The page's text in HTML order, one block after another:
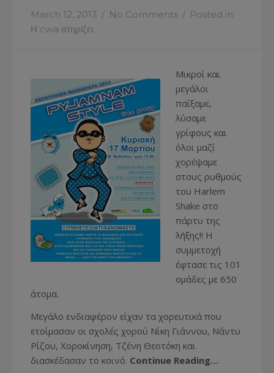
March 12, 2013 / No Comments / Posted in:
Η cwa στηρίζει…
Μικροί και
μεγάλοι
παίξαμε,
λύσαμε
γρίφους και
όλοι μαζί
χορέψαμε
στους ρυθμούς
του Harlem
Shake στο
πάρτυ της
λήξης!! Η
συμμετοχή
έφτασε τις 101
ομάδες με 650
άτομα.
Μεγάλο ενδιαφέρον είχαν τα χορευτικά που
ετοίμασαν οι σχολές χορού Νίκη Γιάννου, Νάντυ
Ρίζου, Χοροκίνηση, Τζένη Θεοτόκη και
διασκέδασαν το κοινό. Continue Reading…